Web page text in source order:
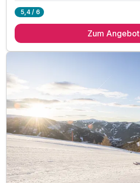
6 x reichhaltiges Frühstück vom Buffet
inkl. Nutzung von Skiraum
inkl. Nutzung des Fitnessraumes
inkl. Parkplatz vor dem Hotel
inkl. W-LAN Nutzung
inkl. SonnenscheinCard
5,4 / 6
Zum Angebot